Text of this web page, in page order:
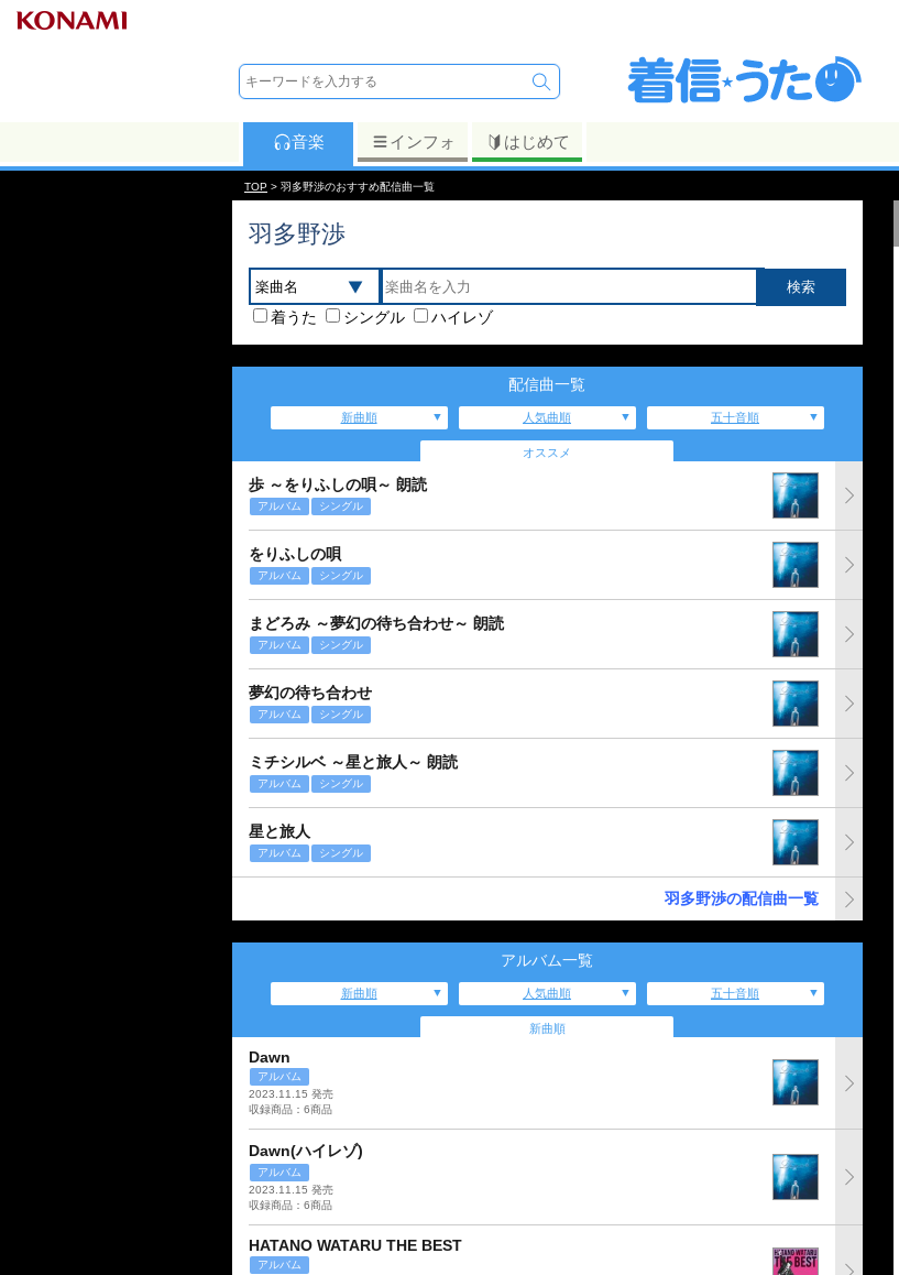
音楽 インフォ はじめて
TOP > 羽多野渉のおすすめ配信曲一覧
羽多野渉
着うた シングル ハイレゾ
配信曲一覧
新曲順 人気曲順 五十音順
オススメ
歩 ～をりふしの唄～ 朗読
アルバム シングル
をりふしの唄
アルバム シングル
まどろみ ～夢幻の待ち合わせ～ 朗読
アルバム シングル
夢幻の待ち合わせ
アルバム シングル
ミチシルベ ～星と旅人～ 朗読
アルバム シングル
星と旅人
アルバム シングル
羽多野渉の配信曲一覧
アルバム一覧
新曲順 人気曲順 五十音順
新曲順
Dawn
アルバム
2023.11.15 発売
収録商品：6商品
Dawn(ハイレゾ)
アルバム
2023.11.15 発売
収録商品：6商品
HATANO WATARU THE BEST
アルバム